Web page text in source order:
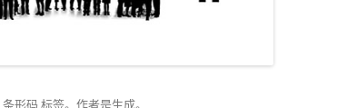
条形码 标签。 作者是生成。